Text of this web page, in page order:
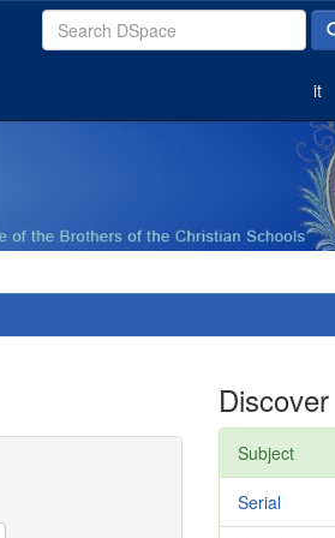
it
Discover
Subject
Serial